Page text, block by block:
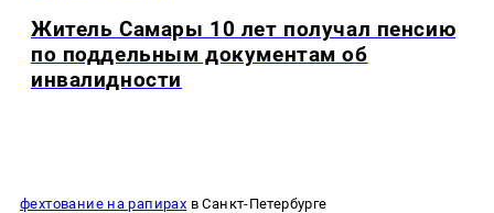
Житель Самары 10 лет получал пенсию
по поддельным документам об
инвалидности
фехтование на рапирах в Санкт-Петербурге